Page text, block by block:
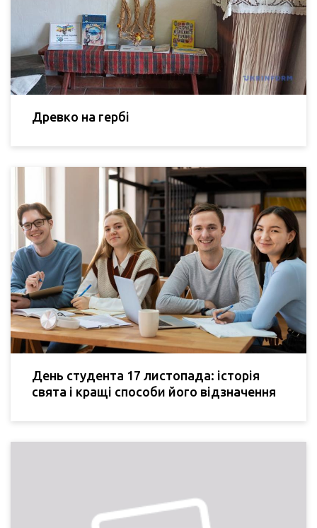
Древко на гербі
День студента 17 листопада: історія
свята і кращі способи його відзначення